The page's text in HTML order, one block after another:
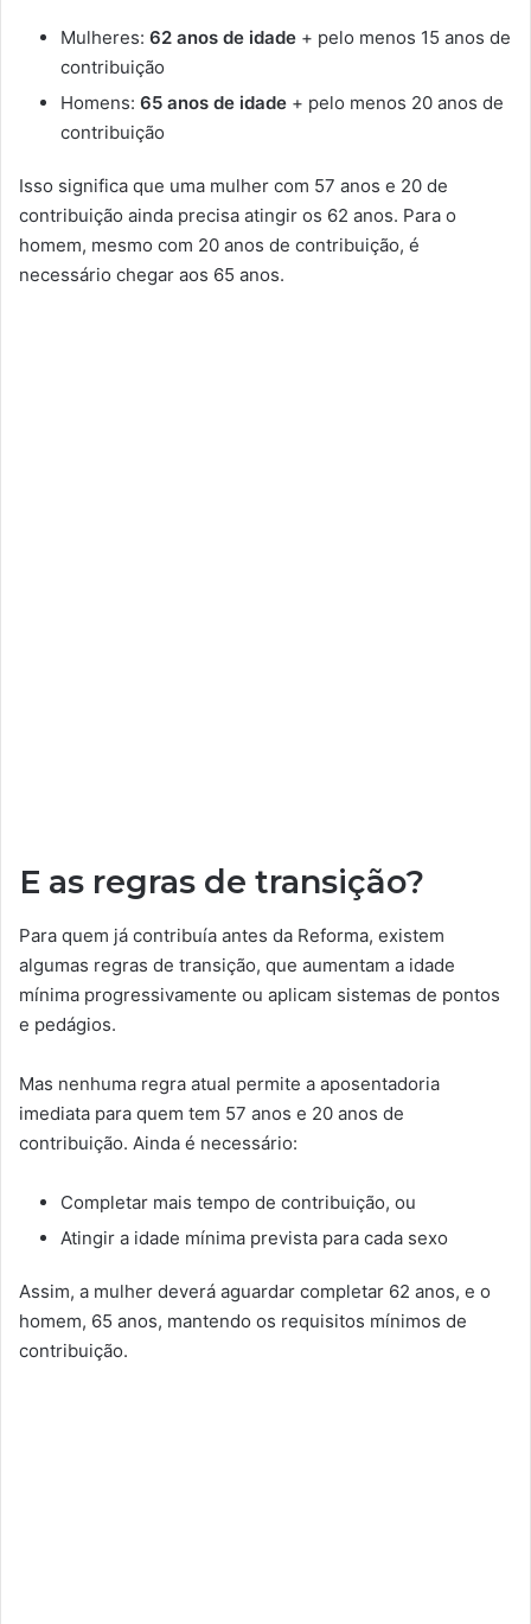
Mulheres: 62 anos de idade + pelo menos 15 anos de
contribuição
Homens: 65 anos de idade + pelo menos 20 anos de
contribuição
Isso significa que uma mulher com 57 anos e 20 de
contribuição ainda precisa atingir os 62 anos. Para o
homem, mesmo com 20 anos de contribuição, é
necessário chegar aos 65 anos.
E as regras de transição?
Para quem já contribuía antes da Reforma, existem
algumas regras de transição, que aumentam a idade
mínima progressivamente ou aplicam sistemas de pontos
e pedágios.
Mas nenhuma regra atual permite a aposentadoria
imediata para quem tem 57 anos e 20 anos de
contribuição. Ainda é necessário:
Completar mais tempo de contribuição, ou
Atingir a idade mínima prevista para cada sexo
Assim, a mulher deverá aguardar completar 62 anos, e o
homem, 65 anos, mantendo os requisitos mínimos de
contribuição.